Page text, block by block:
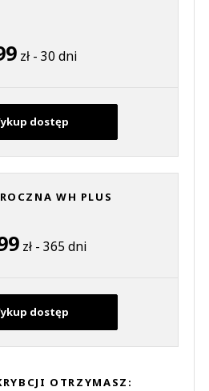
zł - 30 dni
dostęp
WH PLUS
zł - 365 dni
dostęp
OTRZYMASZ: